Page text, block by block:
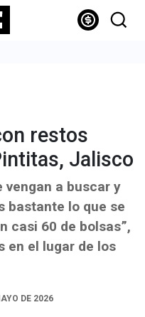
restos
Jalisco
vengan a buscar y
bastante lo que se
casi 60 de bolsas”,
en el lugar de los
DE 2026